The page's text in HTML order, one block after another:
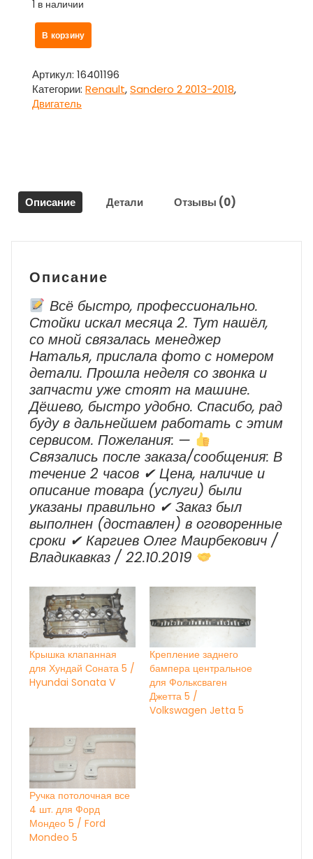
1 в наличии
Количество
товара
коленвала
для
Рено
2013-
2018
В корзину
Артикул: 16401196
Категории: Renault,Sandero 2 2013-2018,
Двигатель
Описание Детали Отзывы (0)
Описание
Всё быстро, профессионально.
Стойки искал месяца 2. Тут нашёл,
со мной связалась менеджер
Наталья, прислала фото с номером
детали. Прошла неделя со звонка и
запчасти уже стоят на машине.
Дёшево, быстро удобно. Спасибо, рад
буду в дальнейшем работать с этим
сервисом. Пожелания: —
Cвязались после заказа/сообщения: В
течение 2 часов ✔ Цена, наличие и
описание товара (услуги) были
указаны правильно ✔ Заказ был
выполнен (доставлен) в оговоренные
сроки ✔ Каргиев Олег Маирбекович /
Владикавказ / 22.10.2019
Крышка клапанная
для Хундай Соната 5 /
Hyundai Sonata V
Крепление заднего
бампера центральное
для Фольксваген
Джетта 5 /
Volkswagen Jetta 5
Ручка потолочная все
4 шт. для Форд
Мондео 5 / Ford
Mondeo 5